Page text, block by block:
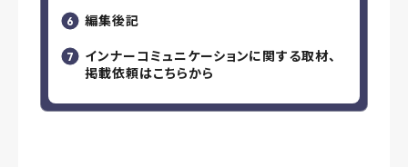
編集後記
インナーコミュニケーションに関する取材、
掲載依頼はこちらから